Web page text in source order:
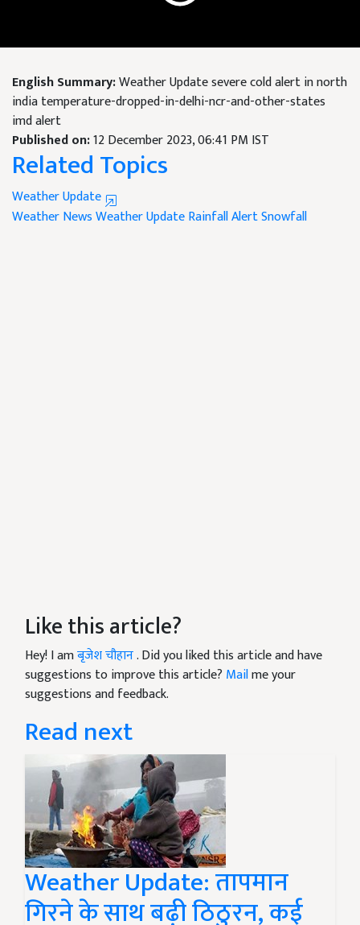
English Summary:Weather Update severe cold alert in north
india temperature-dropped-in-delhi-ncr-and-other-states
imd alert
Published on:12 December 2023, 06:41 PM IST
Related Topics
Weather Update
Weather NewsWeather UpdateRainfall AlertSnowfall
Like this article?
Hey! I amबृजेश चौहान. Did you liked this article and have
suggestions to improve this article? Mailme your
suggestions and feedback.
Read next
Weather Update: तापमान
गिरने के साथ बढ़ी ठिठुरन, कई